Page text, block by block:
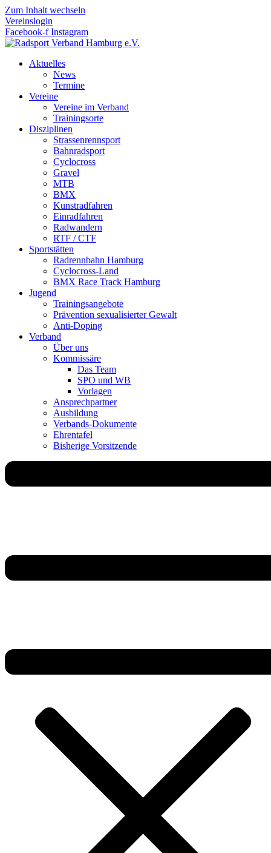
Zum Inhalt wechseln
Vereinslogin
Facebook-f Instagram
Aktuelles
News
Termine
Vereine
Vereine im Verband
Trainingsorte
Disziplinen
Strassen­rennsport
Bahnrad­sport
Cyclocross
Gravel
MTB
BMX
Kunstradfahren
Einradfahren
Radwandern
RTF / CTF
Sportstätten
Radrennbahn Hamburg
Cyclocross-Land
BMX Race Track Hamburg
Jugend
Trainingsangebote
Prävention sexualisierter Gewalt
Anti-Doping
Verband
Über uns
Kommissäre
Das Team
SPO und WB
Vorlagen
Ansprechpartner
Ausbildung
Verbands-Dokumente
Ehrentafel
Bisherige Vorsitzende